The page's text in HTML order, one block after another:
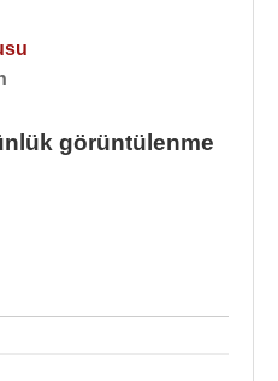
görüntülenme